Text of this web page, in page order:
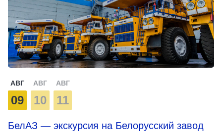
АВГ
09
АВГ
10
АВГ
11
БелАЗ — экскурсия на Белорусский завод